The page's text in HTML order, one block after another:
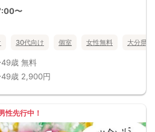
〜
30代向け 個室 女性無料 大分県
歳 無料
歳 2,900円
性先行中！